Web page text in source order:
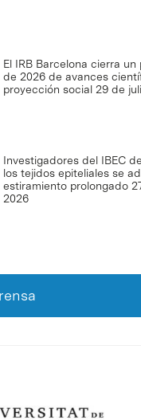
El IRB Barcelona cierra
de 2026 de avances
proyección social 29 de
Investigadores del IBEC
los tejidos epiteliales se
estiramiento prolongado
2026